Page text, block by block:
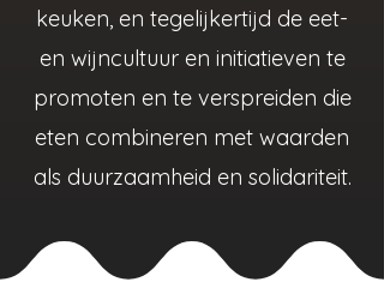
keuken, en tegelijkertijd de eet-
en wijncultuur en initiatieven te
promoten en te verspreiden die
eten combineren met waarden
als duurzaamheid en solidariteit.